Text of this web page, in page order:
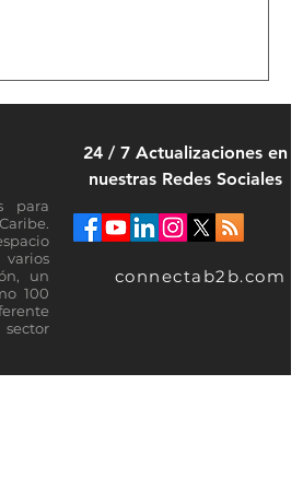
para
un
100
24 / 7 Actualizaciones en
nuestras Redes Sociales
connectab2b.com